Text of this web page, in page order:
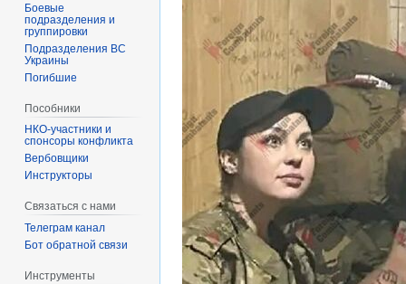
Боевые
подразделения и
группировки
Подразделения ВС
Украины
Погибшие
Пособники
спонсоры конфликта
‏‎Вербовщики
Инструкторы
Связаться с нами
Телеграм канал
Бот обратной связи
Инструменты